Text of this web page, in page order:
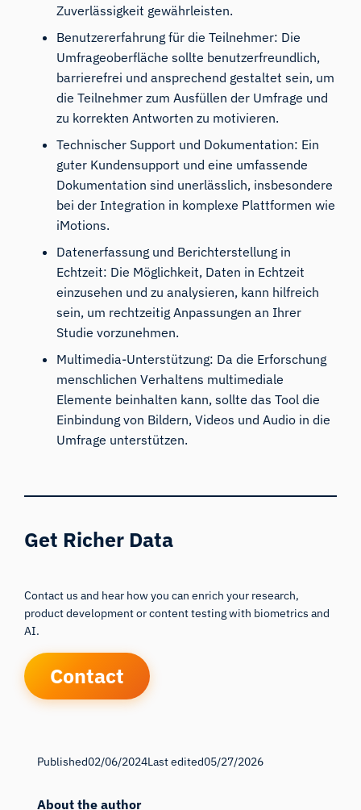
Zuverlässigkeit gewährleisten.
Benutzererfahrung für die Teilnehmer: Die
Umfrageoberfläche sollte benutzerfreundlich,
barrierefrei und ansprechend gestaltet sein, um
die Teilnehmer zum Ausfüllen der Umfrage und
zu korrekten Antworten zu motivieren.
Technischer Support und Dokumentation: Ein
guter Kundensupport und eine umfassende
Dokumentation sind unerlässlich, insbesondere
bei der Integration in komplexe Plattformen wie
iMotions.
Datenerfassung und Berichterstellung in
Echtzeit: Die Möglichkeit, Daten in Echtzeit
einzusehen und zu analysieren, kann hilfreich
sein, um rechtzeitig Anpassungen an Ihrer
Studie vorzunehmen.
Multimedia-Unterstützung: Da die Erforschung
menschlichen Verhaltens multimediale
Elemente beinhalten kann, sollte das Tool die
Einbindung von Bildern, Videos und Audio in die
Umfrage unterstützen.
Get Richer Data
Contact us and hear how you can enrich your research,
product development or content testing with biometrics and
AI.
Contact
Published02/06/2024Last edited05/27/2026
About the author